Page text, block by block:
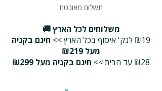
תשלום מאובטח
משלוחים לכל הארץ 🚚
₪19 לנק' איסוף בכל הארץ >>
חינם בקניה
מעל ₪219
₪28 עד הבית >>
חינם בקניה מעל ₪299